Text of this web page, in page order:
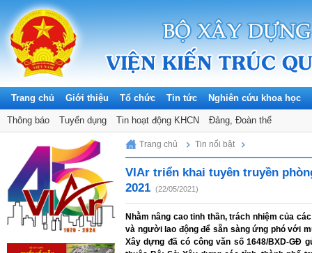
Trang chủ Giới thiệu Tổ chức Tin tức
Thông báo Tuyển dụng Tin hoạt động KHCN Đảng, Đoàn thể
Nghiên cứu khoa học
Monday, 10/08/2026
Trang chủ Tin nổi bật
VIAr triển khai tuyên truyền
2021 (22/05/2021)
Nhằm nâng cao tinh thần, trách nhiệm của
và người lao động để sẵn sàng ứng phó với
Xây dựng đã có công văn số 1648/BXD-GĐ